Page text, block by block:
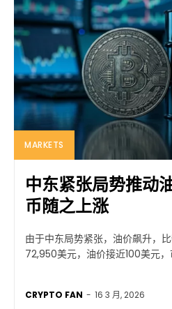
MARKETS
中东紧张局势推动
币随之上涨
由于中东局势紧张，油价飙升，
72,950美元，油价接近100美元，
CRYPTO FAN - 16 3 月, 2026